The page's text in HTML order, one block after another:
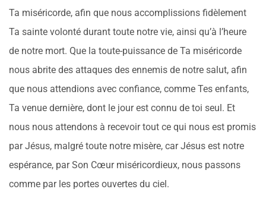
Ta miséricorde, afin que nous accomplissions fidèlement
Ta sainte volonté durant toute notre vie, ainsi qu’à l’heure
de notre mort. Que la toute-puissance de Ta miséricorde
nous abrite des attaques des ennemis de notre salut, afin
que nous attendions avec confiance, comme Tes enfants,
Ta venue dernière, dont le jour est connu de toi seul. Et
nous nous attendons à recevoir tout ce qui nous est promis
par Jésus, malgré toute notre misère, car Jésus est notre
espérance, par Son Cœur miséricordieux, nous passons
comme par les portes ouvertes du ciel.